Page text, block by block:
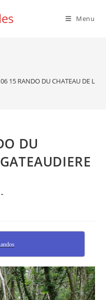
Menu
15 RANDO DU CHATEAU DE LA
DU